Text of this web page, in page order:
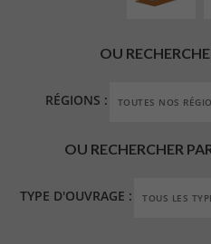
OU
RÉGIONS :
OU RECHERCHER
TYPE D'OUVRAGE :